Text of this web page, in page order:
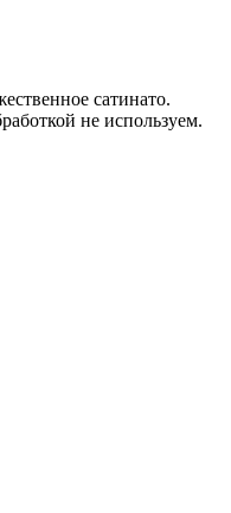
сатинато.
не используем.